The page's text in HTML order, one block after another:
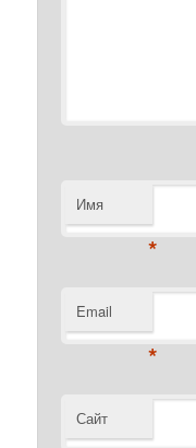
Имя
*
Email
*
Сайт